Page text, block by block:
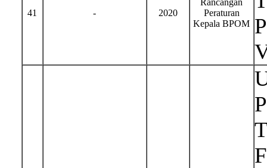
41 - 2020
Rancangan
Peraturan
Kepala BPOM